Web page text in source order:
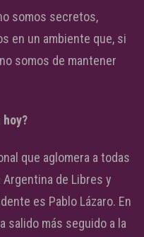
somos secretos,
en un ambiente que, si
somos de mantener
que aglomera a todas
Argentina de Libres y
es Pablo Lázaro. En
salido más seguido a la